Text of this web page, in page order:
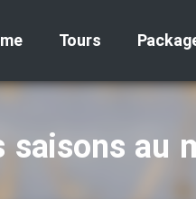
Tours
saisons au